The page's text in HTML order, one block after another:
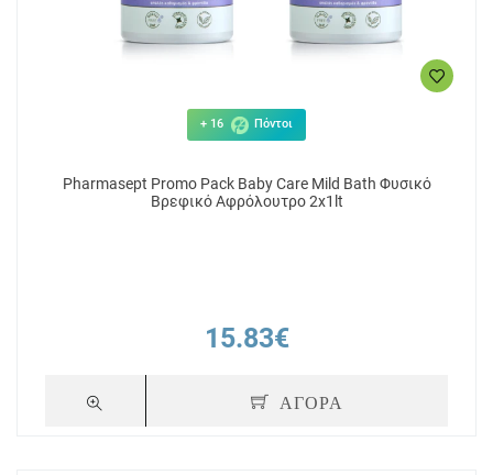
+ 16 Πόντοι
Pharmasept Promo Pack Baby Care Mild Bath Φυσικό
Βρεφικό Αφρόλουτρο 2x1lt
15.83€
ΑΓΟΡΑ